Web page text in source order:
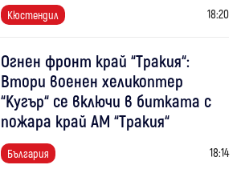
Кюстендил 18:20
Огнен фронт край “Тракия“:
Втори военен хеликоптер
“Кугър“ се включи в битката с
пожара край АМ “Тракия“
България 18:14